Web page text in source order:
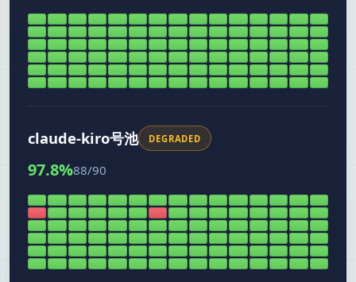
claude-kiro号池 DEGRADED
97.8%88/90